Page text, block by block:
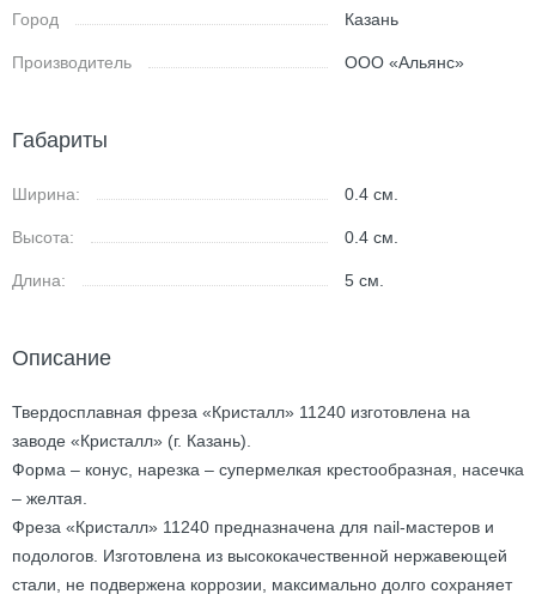
Город Казань
Производитель ООО «Альянс»
Габариты
Ширина: 0.4см.
Высота: 0.4см.
Длина: 5см.
Описание
Твердосплавная фреза «Кристалл» 11240 изготовлена на
заводе «Кристалл» (г. Казань).
Форма – конус, нарезка – супермелкая крестообразная, насечка
– желтая.
Фреза «Кристалл» 11240 предназначена для nail-мастеров и
подологов. Изготовлена из высококачественной нержавеющей
стали, не подвержена коррозии, максимально долго сохраняет